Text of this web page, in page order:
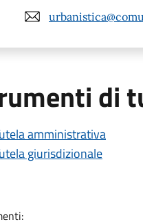
di
amministrativa
giurisdizionale